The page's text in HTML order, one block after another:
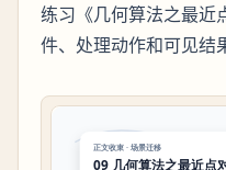
练习《几何算法之最近
件、处理动作和可见结